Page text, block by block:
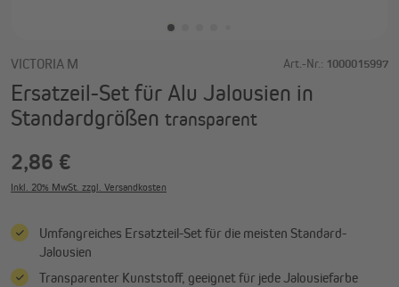
VICTORIA M Art.-Nr.: 1000015997
Ersatzeil-Set für Alu Jalousien in
Standardgrößen transparent
2,86 €
Inkl. 20% MwSt. zzgl. Versandkosten
Umfangreiches Ersatzteil-Set für die meisten Standard-
Jalousien
Transparenter Kunststoff, geeignet für jede Jalousiefarbe